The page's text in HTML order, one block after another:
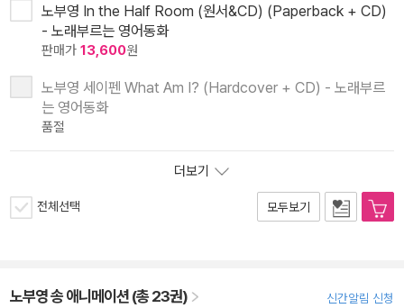
노부영 In the Half Room (원서&CD) (Paperback + CD)
- 노래부르는 영어동화
판매가 13,600원
노부영 세이펜 What Am I? (Hardcover + CD) - 노래부르
는 영어동화
품절
더보기
전체선택 모두보기
노부영 송 애니메이션 (총 23권) 신간알림 신청